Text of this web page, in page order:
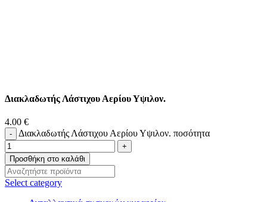
Διακλαδωτής Λάστιχου Αερίου Υψιλον.
4.00 €
Διακλαδωτής Λάστιχου Αερίου Υψιλον. ποσότητα
Προσθήκη στο καλάθι
Select category